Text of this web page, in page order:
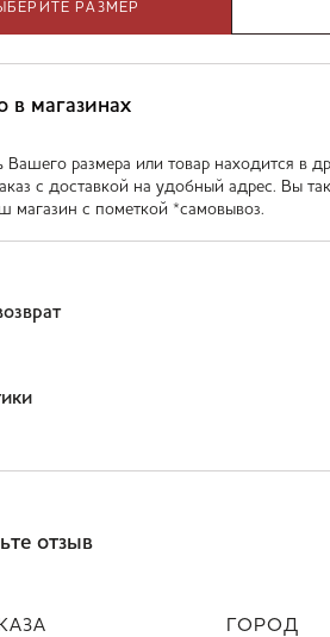
РАЗМЕР
в магазинах
Вашего размера или товар находится в
с доставкой на удобный адрес. Вы
магазин с пометкой *самовывоз.
отзыв
ГОРОД